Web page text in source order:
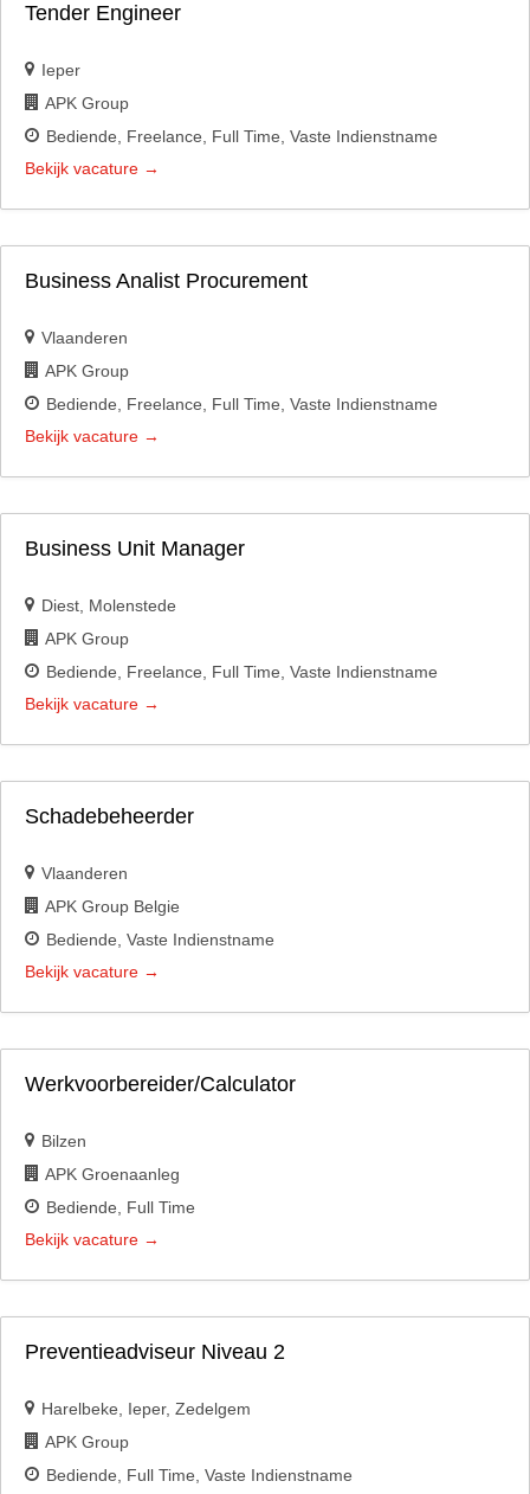
Tender Engineer
Ieper
APK Group
Bediende
Freelance Full Time Vaste Indienstname
Bekijk vacature
Business Analist Procurement
Vlaanderen
APK Group
Bediende
Freelance Full Time Vaste Indienstname
Bekijk vacature
Business Unit Manager
Diest Molenstede
APK Group
Bediende
Freelance Full Time Vaste Indienstname
Bekijk vacature
Schadebeheerder
Vlaanderen
APK Group Belgie
Bediende Vaste Indienstname
Bekijk vacature
Werkvoorbereider/Calculator
Bilzen
APK Groenaanleg
Bediende
Full Time
Bekijk vacature
Preventieadviseur Niveau 2
Harelbeke Ieper Zedelgem
APK Group
Bediende
Full Time Vaste Indienstname